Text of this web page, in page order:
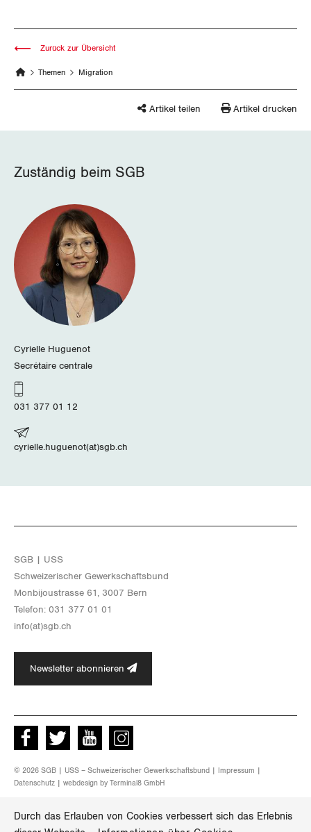
Durch das Erlauben von Cookies verbessert sich das Erlebnis
Obwalden
Solothurn
Tessin
Thurgau
Uri
Waadt
Zürich
Themen Migration
Zurück zur Übersicht
Artikel teilen Artikel drucken
Zuständig beim SGB
Cyrielle Huguenot
Secrétaire centrale
031 377 01 12
cyrielle.huguenot(at)sgb.ch
SGB | USS
Schwei­ze­ri­scher Ge­werk­schafts­bund
Mon­bi­joustras­se 61, 3007 Bern
Te­le­fon: 031 377 01 01
info(at)​sgb.​ch
Newsletter abonnieren
Facebook Twitter Youtube instagram
© 2026 SGB | USS – Schweizerischer Gewerkschaftsbund | Impressum
Datenschutz | webdesign by Terminal8 GmbH